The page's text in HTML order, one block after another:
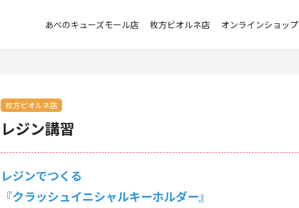
あべのキューズモール店 枚方ビオルネ店 オンラインショップ
枚方ビオルネ店
レジン講習
レジンでつくる
『クラッシュイニシャルキーホルダー』